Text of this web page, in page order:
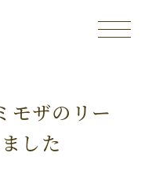
モザのリー
した